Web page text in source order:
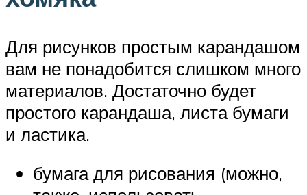
Для рисунков простым карандашом
вам не понадобится слишком много
материалов. Достаточно будет
простого карандаша, листа бумаги
и ластика.
бумага для рисования (можно,